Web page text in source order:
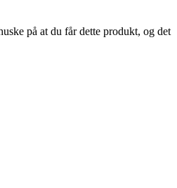
på at du får dette produkt, og det